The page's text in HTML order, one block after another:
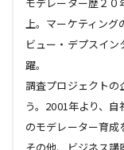
上。マーケティング
ビュー・デプスイ
躍。
調査プロジェクトの
う。2001年より、
のモデレーター育成